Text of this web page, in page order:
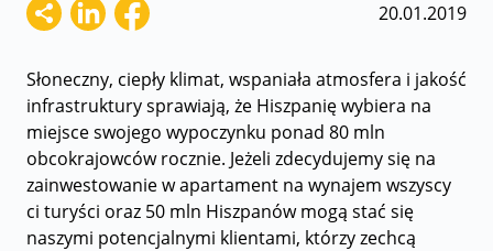
Kontakt
20.01.2019
Słoneczny, ciepły klimat, wspaniała atmosfera i jakość
infrastruktury sprawiają, że Hiszpanię wybiera na
miejsce swojego wypoczynku ponad 80 mln
obcokrajowców rocznie. Jeżeli zdecydujemy się na
zainwestowanie w apartament na wynajem wszyscy
ci turyści oraz 50 mln Hiszpanów mogą stać się
naszymi potencjalnymi klientami, którzy zechcą